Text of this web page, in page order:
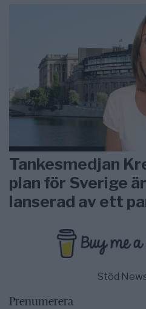
Tankesmedjan
plan för Sverige
lanserad av ett
Stöd
Prenumerera